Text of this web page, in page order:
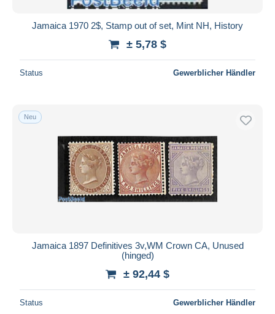
Jamaica 1970 2$, Stamp out of set, Mint NH, History
± 5,78 $
Status Gewerblicher Händler
Neu
Jamaica 1897 Definitives 3v,WM Crown CA, Unused
(hinged)
± 92,44 $
Status Gewerblicher Händler